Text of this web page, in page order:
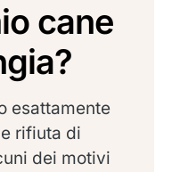
cane
esattamente
rifiuta di
dei motivi